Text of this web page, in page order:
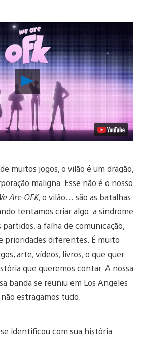
Reproduzir
Vídeo
muitos jogos, o vilão é um dragão,
maligna. Esse não é o nosso
Are OFK, o vilão… são as batalhas
tentamos criar algo: a síndrome
a falha de comunicação,
prioridades diferentes. É muito
arte, vídeos, livros, o que quer
que queremos contar. A nossa
banda se reuniu em Los Angeles
estragamos tudo.
identificou com sua história